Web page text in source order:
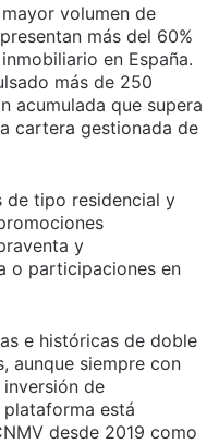
volumen de
más del 60%
en España.
más de 250
acumulada que supera
cartera gestionada de
de tipo residencial y
y
o participaciones en
e históricas de doble
aunque siempre con
de
está
desde 2019 como